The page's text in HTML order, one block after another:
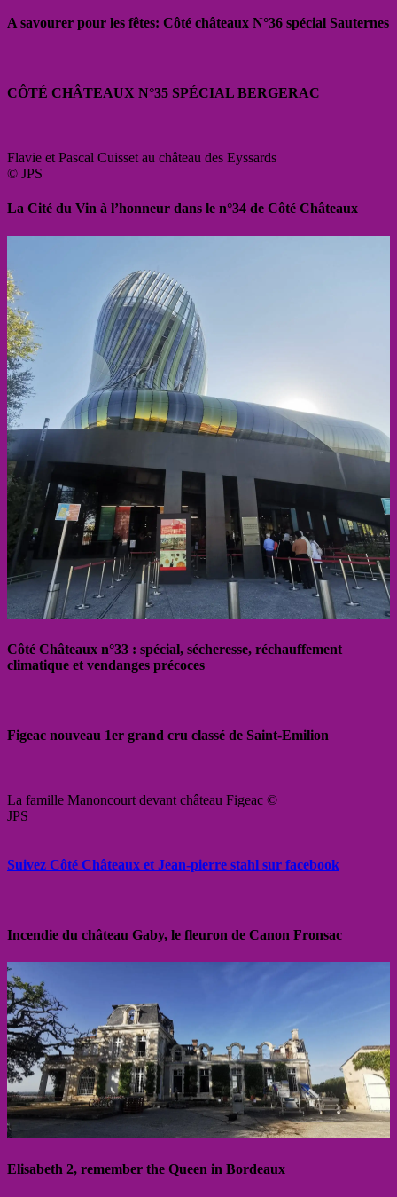
A savourer pour les fêtes: Côté châteaux N°36 spécial Sauternes
CÔTÉ CHÂTEAUX N°35 SPÉCIAL BERGERAC
Flavie et Pascal Cuisset au château des Eyssards
© JPS
La Cité du Vin à l’honneur dans le n°34 de Côté Châteaux
Côté Châteaux n°33 : spécial, sécheresse, réchauffement
climatique et vendanges précoces
Figeac nouveau 1er grand cru classé de Saint-Emilion
La famille Manoncourt devant château Figeac ©
JPS
Suivez Côté Châteaux et Jean-pierre stahl sur facebook
Incendie du château Gaby, le fleuron de Canon Fronsac
Elisabeth 2, remember the Queen in Bordeaux